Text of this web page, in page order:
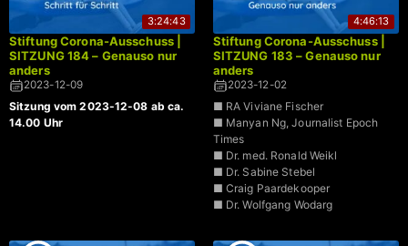
3:24:43
Stiftung Corona-Ausschuss |
SITZUNG 184 – Genauso nur
anders
2023-12-09
Sitzung vom 2023-12-08 ab ca.
14.00 Uhr
4:46:13
Stiftung Corona-Ausschuss |
SITZUNG 183 – Genauso nur
anders
2023-12-02
■ RA Viviane Fischer
■ Manyan Ng, Journalist Epoch
Times
■ Dr. med. Ronald Weikl
■ Dr. Sabine Stebel
■ Craig Paardekooper
■ Dr. Wolfgang Wodarg